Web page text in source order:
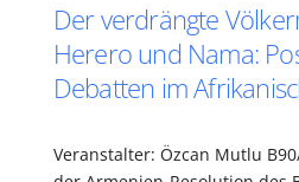
Der verdrängte
Herero und Nama:
Debatten im
Veranstalter: Özcan Mutlu